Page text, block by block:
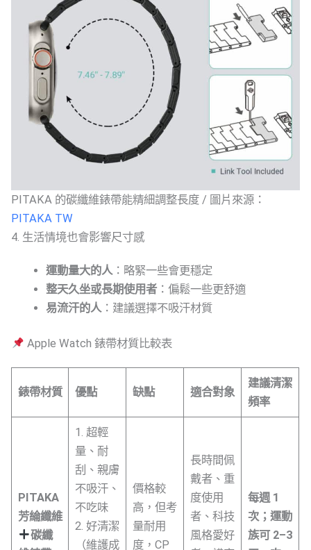
PITAKA 的碳纖維錶帶能精細調整長度 / 圖片來源：
PITAKA TW
4. 生活情境也會影響尺寸感
運動量大的人：略緊一些會更穩定
整天久坐或長期使用者：偏鬆一些更舒適
易流汗的人：建議選擇不吸汗材質
Apple Watch 錶帶材質比較表
錶帶材質 優點 缺點 適合對象
建議清潔
頻率
PITAKA
芳綸纖維
碳纖
1. 超輕
量、耐
刮、親膚
不吸汗、
不吃味
2. 好清潔
（維護成
價格較
高，但考
量耐用
度，CP
長時間佩
戴者、重
度使用
者、科技
風格愛好
每週 1
次；運動
族可 2–3